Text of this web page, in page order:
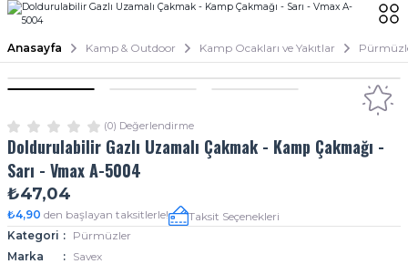
Anasayfa Kamp & Outdoor Kamp Ocakları ve Yakıtlar
(0) Değerlendirme
Doldurulabilir Gazlı Uzamalı Çakmak - Kamp Çakmağı -
Sarı - Vmax A-5004
₺47,04
₺4,90 den başlayan taksitlerle!
Taksit Seçenekleri
Kategori
Pürmüzler
Marka
Savex